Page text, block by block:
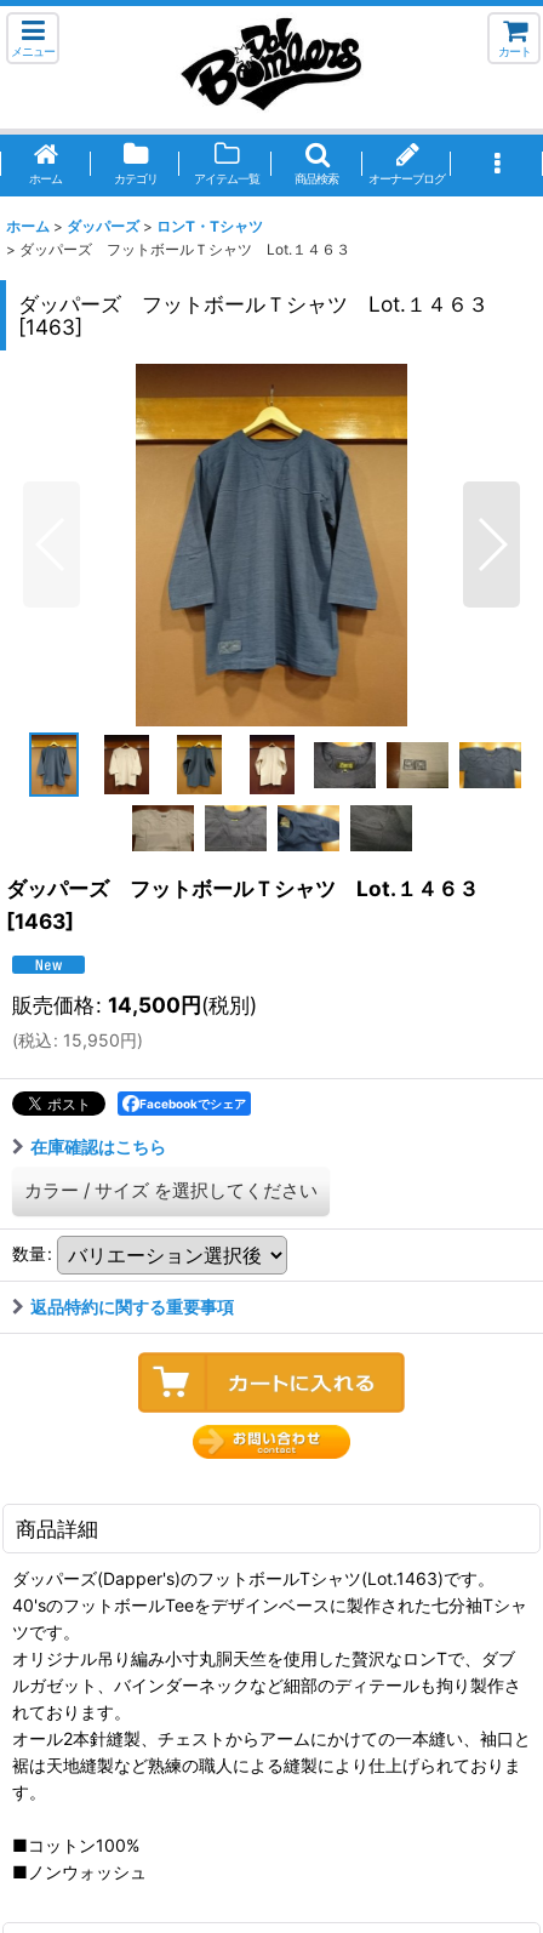
メニュー カート
ホーム カテゴリ アイテム一覧 商品検索 オーナーブログ
ホーム > ダッパーズ > ロンT・Tシャツ
> ダッパーズ フットボールＴシャツ Lot.１４６３
ダッパーズ フットボールＴシャツ Lot.１４６３
[1463]
ダッパーズ フットボールＴシャツ Lot.１４６３
[1463]
販売価格: 14,500円(税別)
(税込: 15,950円)
Facebookでシェア
在庫確認はこちら
カラー / サイズ を選択してください
数量:
返品特約に関する重要事項
商品詳細
ダッパーズ(Dapper's)のフットボールTシャツ(Lot.1463)です。
40'sのフットボールTeeをデザインベースに製作された七分袖Tシャ
ツです。
オリジナル吊り編み小寸丸胴天竺を使用した贅沢なロンTで、ダブ
ルガゼット、バインダーネックなど細部のディテールも拘り製作さ
れております。
オール2本針縫製、チェストからアームにかけての一本縫い、袖口と
裾は天地縫製など熟練の職人による縫製により仕上げられておりま
す。
■コットン100%
■ノンウォッシュ